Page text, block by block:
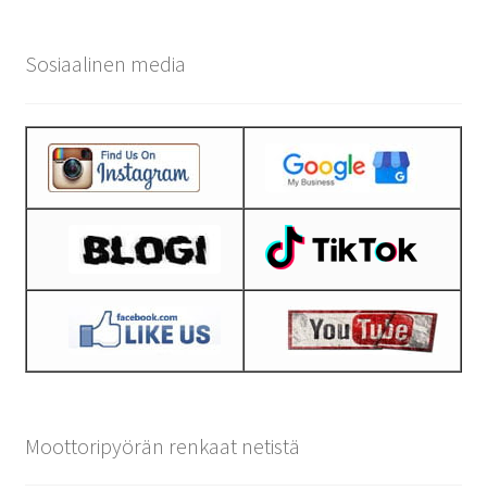
Sosiaalinen media
Moottoripyörän renkaat netistä